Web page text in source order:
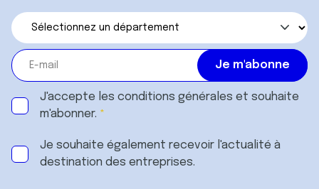
J'accepte les conditions générales et souhaite
m'abonner.
Je souhaite également recevoir l'actualité à
destination des entreprises.